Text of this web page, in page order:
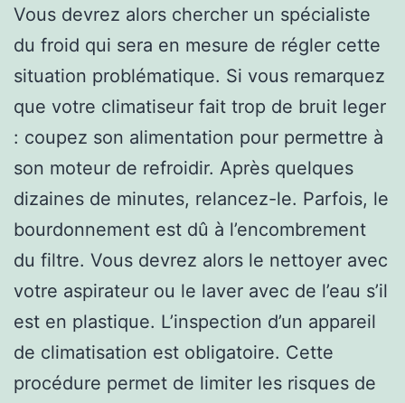
Vous devrez alors chercher un spécialiste
du froid qui sera en mesure de régler cette
situation problématique. Si vous remarquez
que votre climatiseur fait trop de bruit leger
: coupez son alimentation pour permettre à
son moteur de refroidir. Après quelques
dizaines de minutes, relancez-le. Parfois, le
bourdonnement est dû à l’encombrement
du filtre. Vous devrez alors le nettoyer avec
votre aspirateur ou le laver avec de l’eau s’il
est en plastique. L’inspection d’un appareil
de climatisation est obligatoire. Cette
procédure permet de limiter les risques de